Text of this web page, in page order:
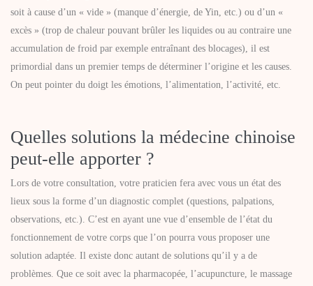
soit à cause d’un « vide » (manque d’énergie, de Yin, etc.) ou d’un «
excès » (trop de chaleur pouvant brûler les liquides ou au contraire une
accumulation de froid par exemple entraînant des blocages), il est
primordial dans un premier temps de déterminer l’origine et les causes.
On peut pointer du doigt les émotions, l’alimentation, l’activité, etc.
Quelles solutions la médecine chinoise
peut-elle apporter ?
Lors de votre consultation, votre praticien fera avec vous un état des
lieux sous la forme d’un diagnostic complet (questions, palpations,
observations, etc.). C’est en ayant une vue d’ensemble de l’état du
fonctionnement de votre corps que l’on pourra vous proposer une
solution adaptée. Il existe donc autant de solutions qu’il y a de
problèmes. Que ce soit avec la pharmacopée, l’acupuncture, le massage